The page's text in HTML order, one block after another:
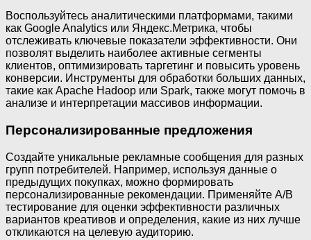
Воспользуйтесь аналитическими платформами, такими
как Google Analytics или Яндекс.Метрика, чтобы
отслеживать ключевые показатели эффективности. Они
позволят выделить наиболее активные сегменты
клиентов, оптимизировать таргетинг и повысить уровень
конверсии. Инструменты для обработки больших данных,
такие как Apache Hadoop или Spark, также могут помочь в
анализе и интерпретации массивов информации.
Персонализированные предложения
Создайте уникальные рекламные сообщения для разных
групп потребителей. Например, используя данные о
предыдущих покупках, можно формировать
персонализированные рекомендации. Применяйте A/B
тестирование для оценки эффективности различных
вариантов креативов и определения, какие из них лучше
откликаются на целевую аудиторию.